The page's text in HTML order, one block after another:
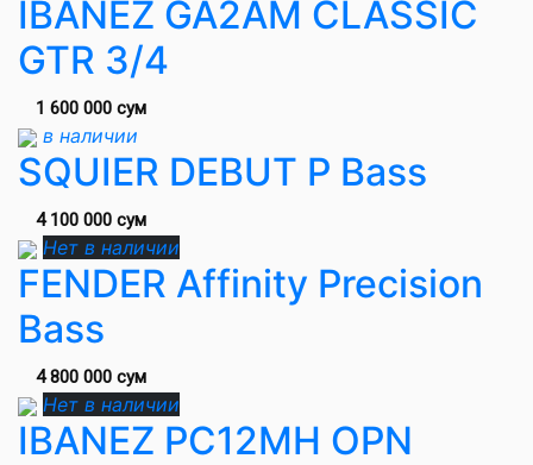
IBANEZ GA2AM CLASSIC
GTR 3/4
1 600 000 сум
в наличии
SQUIER DEBUT P Bass
4 100 000 сум
Нет в наличии
FENDER Affinity Precision
Bass
4 800 000 сум
Нет в наличии
IBANEZ PC12MH OPN